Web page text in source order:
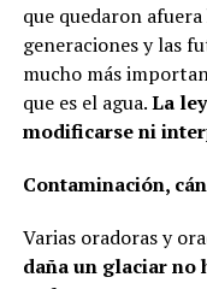
que quedaron afuera
generaciones y las
mucho más
que es el agua.La
modificarse ni
Contaminación,
Varias oradoras y
daña un glaciar no